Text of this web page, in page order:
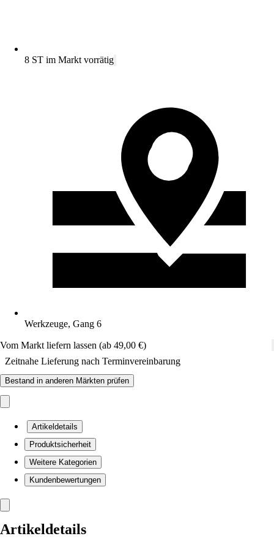
8 ST im Markt vorrätig
Werkzeuge, Gang 6
Vom Markt liefern lassen (ab 49,00 €)
Zeitnahe Lieferung nach Terminvereinbarung
Bestand in anderen Märkten prüfen
Artikeldetails
Produktsicherheit
Weitere Kategorien
Kundenbewertungen
Artikeldetails